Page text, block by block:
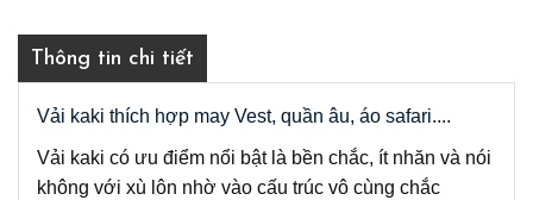
Thông tin chi tiết
Vải kaki thích hợp may Vest, quần âu, áo safari....
Vải kaki có ưu điểm nổi bật là bền chắc, ít nhăn và nói
không với xù lôn nhờ vào cấu trúc vô cùng chắc